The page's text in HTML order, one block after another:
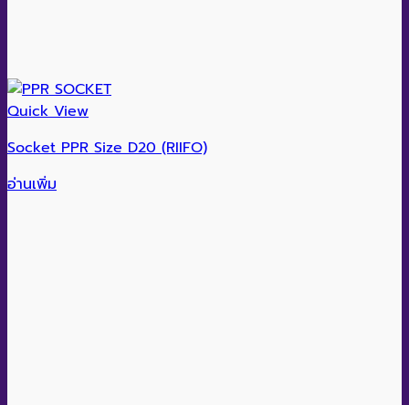
Quick View
Socket PPR Size D20 (RIIFO)
อ่านเพิ่ม